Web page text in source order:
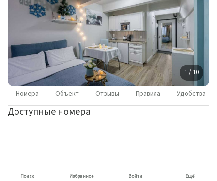
1 / 10
Номера Объект Отзывы Правила Удобства
Доступные номера
Поиск Избранное Войти Ещё